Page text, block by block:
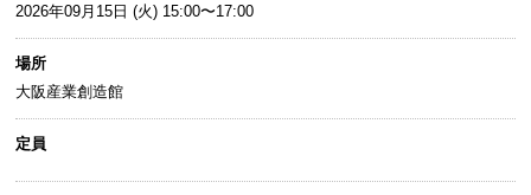
2026年09月15日 (火) 15:00〜17:00
場所
大阪産業創造館
定員